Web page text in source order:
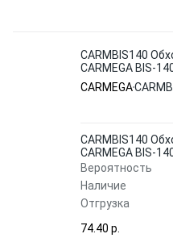
CARMBIS140
CARMEGA BIS-
CARMEGA
CARMBIS140
CARMEGA BIS-
Вероятность
Наличие
Отгрузка
74.40 p.